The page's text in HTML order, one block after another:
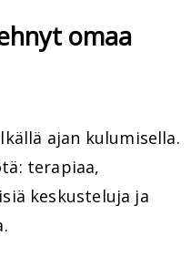
omaa
ajan kulumisella.
terapiaa,
keskusteluja ja